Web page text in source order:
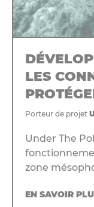
LES
Porteur de projet
Under The
zone
EN SAVOIR